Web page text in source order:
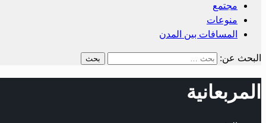
مجتمع
منوعات
المسافات بين المدن
البحث عن:
المربعانية